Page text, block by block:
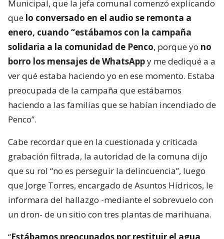
Municipal, que la jefa comunal comenzó explicando
que lo conversado en el audio se remonta a
enero, cuando “estábamos con la campaña
solidaria a la comunidad de Penco, porque yo no
borro los mensajes de WhatsAppy me dediqué a a
ver qué estaba haciendo yo en ese momento. Estaba
preocupada de la campaña que estábamos
haciendo a las familias que se habían incendiado de
Penco”.
Cabe recordar que en la cuestionada y criticada
grabación filtrada, la autoridad de la comuna dijo
que su rol “no es perseguir la delincuencia”, luego
que Jorge Torres, encargado de Asuntos Hídricos, le
informara del hallazgo -mediante el sobrevuelo con
un dron- de un sitio con tres plantas de marihuana.